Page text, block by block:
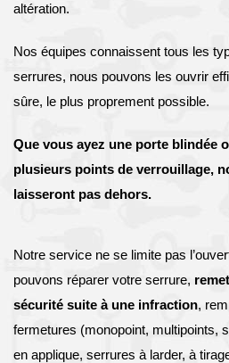
altération.
Nos équipes connaissent tous les
serrures, nous pouvons les ouvrir
sûre, le plus proprement possible.
Que vous ayez une porte blindée
plusieurs points de verrouillage,
laisseront pas dehors.
Notre service ne se limite pas
pouvons réparer votre serrure,
sécurité suite à une infraction,
fermetures (monopoint, multipoints,
en applique, serrures à larder, à